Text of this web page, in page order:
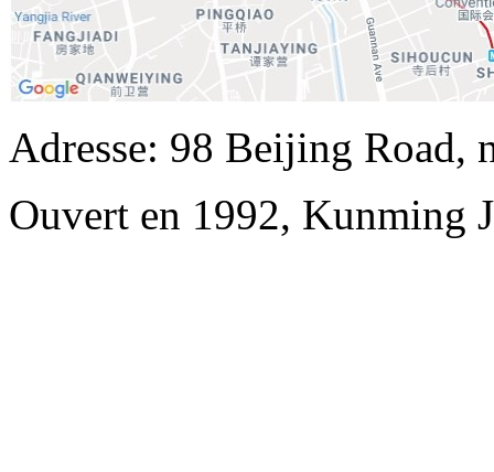
Adresse: 98 Beijing Road,
Ouvert en 1992, Kunming